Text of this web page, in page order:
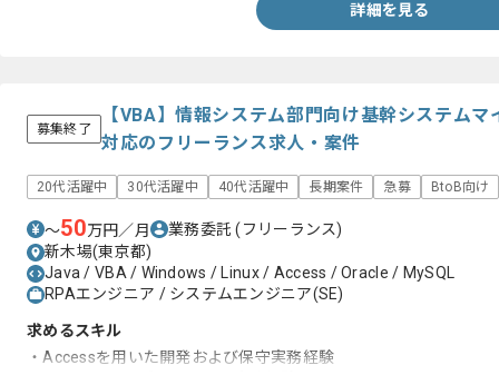
詳細を見る
募集終了
【VBA】情報システム部門向け基幹システム
対応のフリーランス求人・案件
20代活躍中 30代活躍中 40代活躍中 長期案件 急募 BtoB向け
〜50万円／月 業務委託(フリーランス)
新木場(東京都)
Java / VBA / Windows / Linux / Access / Oracle / MySQL
RPAエンジニア / システムエンジニア(SE)
求めるスキル
・Accessを用いた開発および保守実務経験